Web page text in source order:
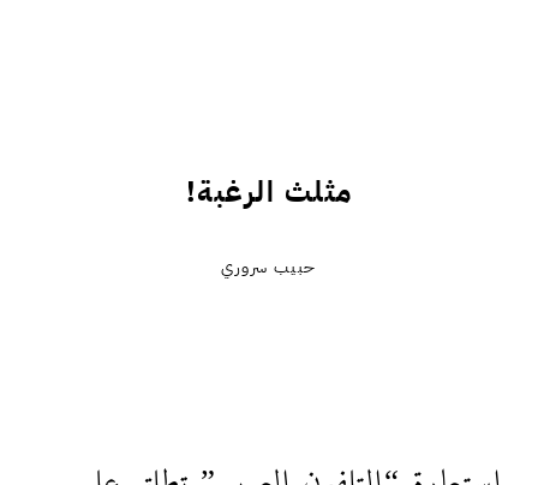
مثلث الرغبة!
حبيب سروري